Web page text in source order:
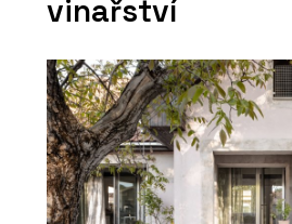
vinařství